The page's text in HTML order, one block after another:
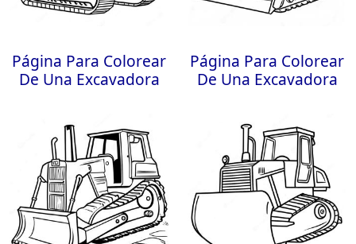
Página Para Colorear
De Una Excavadora
Página Para Colorear
De Una Excavadora